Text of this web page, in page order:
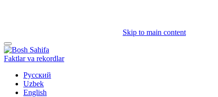
Skip to main content
Faktlar va rekordlar
Русский
Uzbek
English